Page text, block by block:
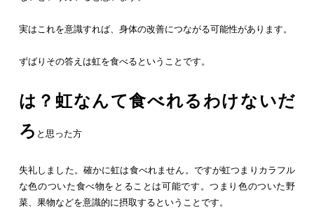
実はこれを意識すれば、身体の改善につながる可能性があります。
ずばりその答えは虹を食べるということです。
は？虹なんて食べれるわけないだ
ろ と思った方
失礼しました。確かに虹は食べれません。ですが虹つまりカラフル
な色のついた食べ物をとることは可能です。つまり色のついた野
菜、果物などを意識的に摂取するということです。